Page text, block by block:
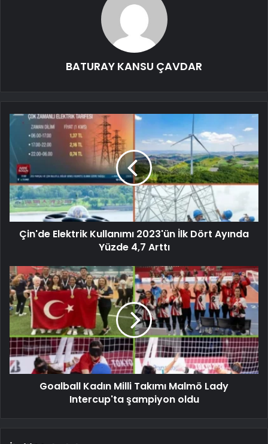
BATURAY KANSU ÇAVDAR
Çin'de Elektrik Kullanımı 2023'ün İlk Dört Ayında
Yüzde 4,7 Arttı
Goalball Kadın Milli Takımı Malmö Lady
Intercup'ta şampiyon oldu